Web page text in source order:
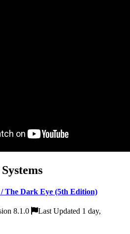
/ The Dark Eye (5th Edition)
8.1.0
Last Updated 1 day,